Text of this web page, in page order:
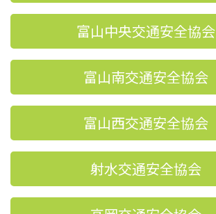
富山中央交通安全協会
富山南交通安全協会
富山西交通安全協会
射水交通安全協会